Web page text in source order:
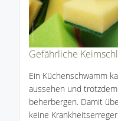
Gefährliche
Ein Küchenschwamm
aussehen und
beherbergen. Damit
keine